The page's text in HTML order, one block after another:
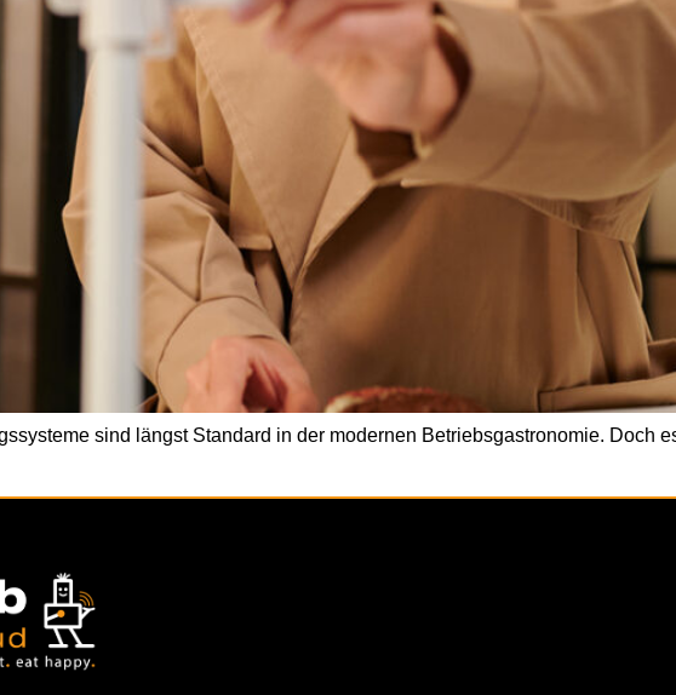
sind längst Standard in der modernen Betriebsgastronomie. Doch